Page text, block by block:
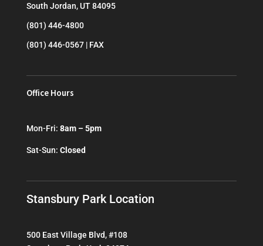
South Jordan, UT 84095
(801) 446-4800
(801) 446-0567 | FAX
Office Hours
Mon-Fri: 8am – 5pm
Sat-Sun: Closed
Stansbury Park Location
500 East Village Blvd, #108